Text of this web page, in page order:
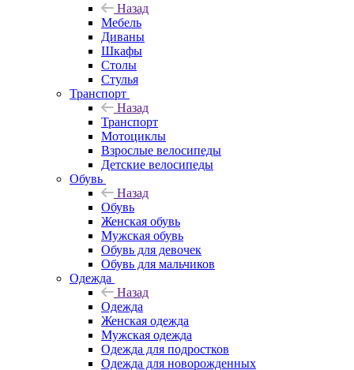
Назад
Мебель
Диваны
Шкафы
Столы
Стулья
Транспорт
Назад
Транспорт
Мотоциклы
Взрослые велосипеды
Детские велосипеды
Обувь
Назад
Обувь
Женская обувь
Мужская обувь
Обувь для девочек
Обувь для мальчиков
Одежда
Назад
Одежда
Женская одежда
Мужская одежда
Одежда для подростков
Одежда для новорожденных